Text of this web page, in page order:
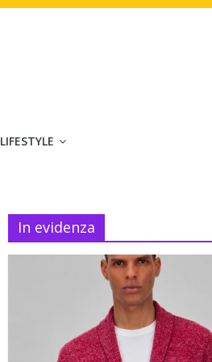
LIFESTYLE
In evidenza